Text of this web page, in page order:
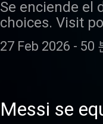
Se enciende el
choices. Visit
27 Feb 2026 - 50
Messi se